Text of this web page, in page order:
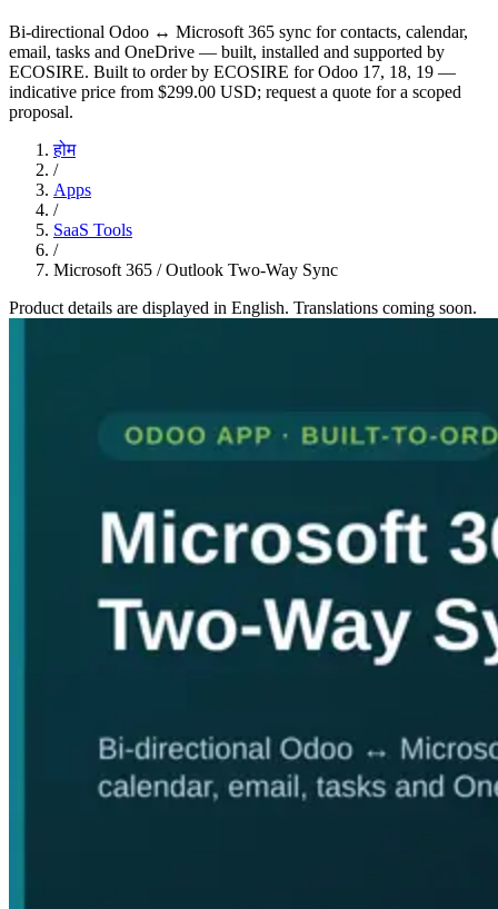
Bi-directional Odoo ↔ Microsoft 365 sync for contacts, calendar,
email, tasks and OneDrive — built, installed and supported by
ECOSIRE. Built to order by ECOSIRE for Odoo 17, 18, 19 —
indicative price from $299.00 USD; request a quote for a scoped
proposal.
होम
/
Apps
/
SaaS Tools
/
Microsoft 365 / Outlook Two-Way Sync
Product details are displayed in English. Translations coming soon.